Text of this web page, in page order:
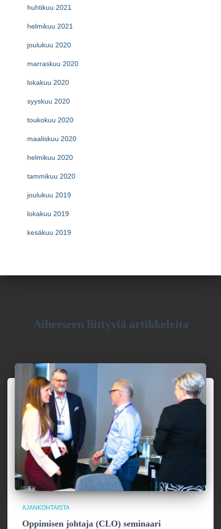
huhtikuu 2021
helmikuu 2021
joulukuu 2020
marraskuu 2020
lokakuu 2020
syyskuu 2020
toukokuu 2020
maaliskuu 2020
helmikuu 2020
tammikuu 2020
joulukuu 2019
lokakuu 2019
kesäkuu 2019
Aiheeseen liittyviä artikkeleita
AJANKOHTAISTA
Oppimisen johtaja (CLO) seminaari